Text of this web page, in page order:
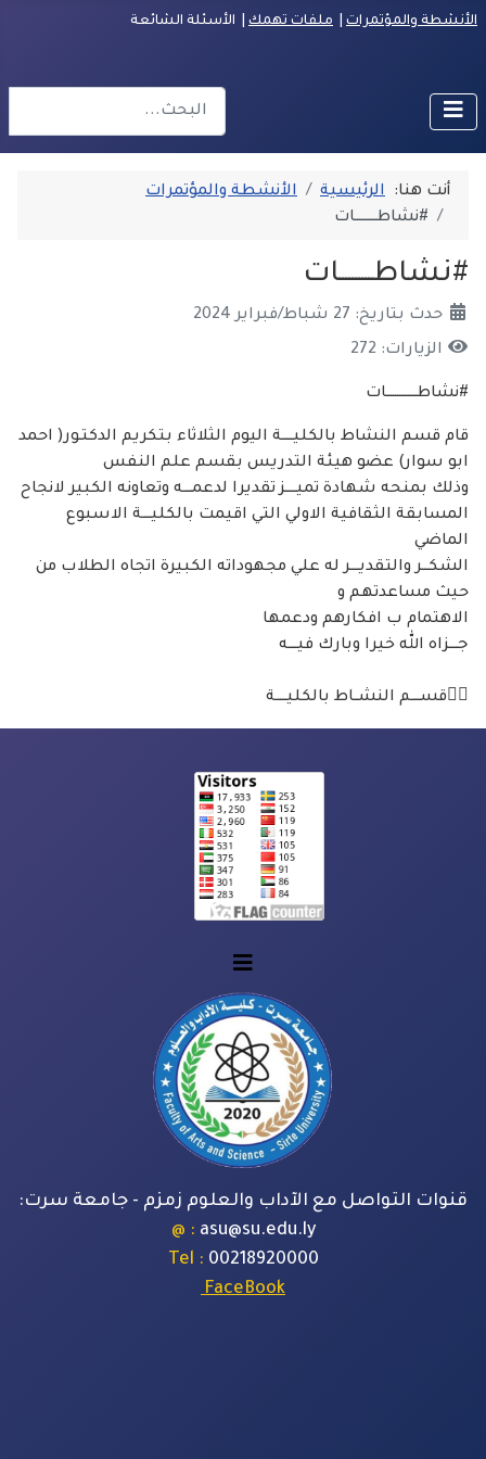
الأنشطة والمؤتمرات ملفات تهمك | الأسئلة الشائعة
أنت هنا: الرئيسية
الأنشطة والمؤتمرات
#نشاطــــــــــات
#نشاطــــــــــات
حدث بتاريخ: 27 شباط/فبراير 2024
الزيارات: 272
#نشاطــــــــــــــات
قام قسم النشاط بالكليـــــة اليوم الثلاثاء بتكريم الدكتـور( احمد
ابو سوار) عضو هيئة التدريس بقسم علم النفس
وذلك بمنحه شهادة تميـــــز تقديرا لدعمــــه وتعاونه الكبير لانجاح
المسابقة الثقافية الاولي التي اقيمت بالكليــــة الاسبوع
الماضي
الشكـــر والتقديــــر له علي مجهوداته الكبيرة اتجاه الطلاب من
حيث مساعدتهم و
الاهتمام ب افكارهم ودعمها
جــــزاه الله خيرا وبارك فيــــه
✍🏻قســــم النشــاط بالكليـــــة
قنوات التواصل مع الآداب والعلوم زمزم - جامعة سرت:
asu@su.edu.ly
: @
00218920000
: Tel
FaceBook